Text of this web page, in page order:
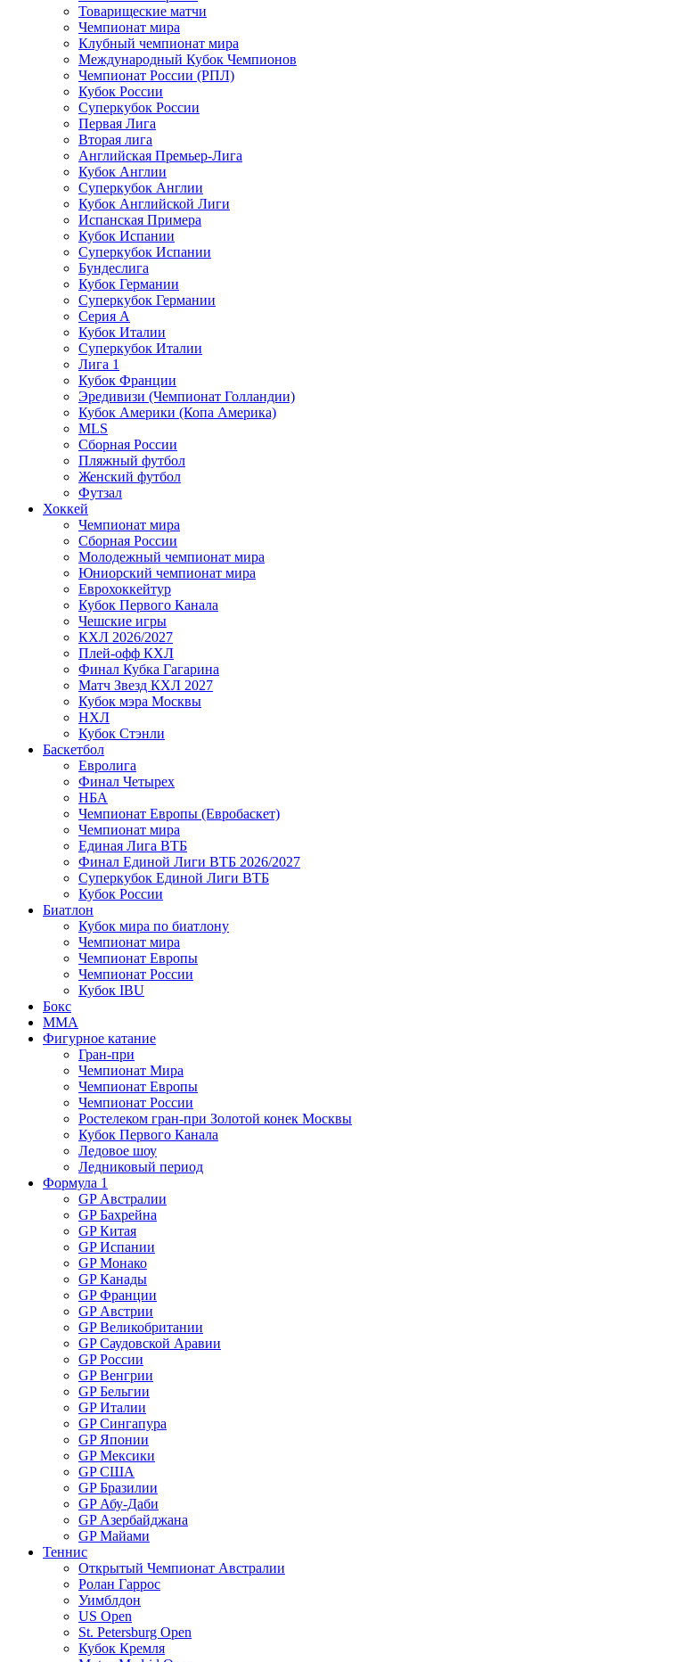
Товарищеские матчи
Чемпионат мира
Клубный чемпионат мира
Международный Кубок Чемпионов
Чемпионат России (РПЛ)
Кубок России
Суперкубок России
Первая Лига
Вторая лига
Английская Премьер-Лига
Кубок Англии
Суперкубок Англии
Кубок Английской Лиги
Испанская Примера
Кубок Испании
Суперкубок Испании
Бундеслига
Кубок Германии
Суперкубок Германии
Серия А
Кубок Италии
Суперкубок Италии
Лига 1
Кубок Франции
Эредивизи (Чемпионат Голландии)
Кубок Америки (Копа Америка)
MLS
Сборная России
Пляжный футбол
Женский футбол
Футзал
Хоккей
Чемпионат мира
Сборная России
Молодежный чемпионат мира
Юниорский чемпионат мира
Еврохоккейтур
Кубок Первого Канала
Чешские игры
КХЛ 2026/2027
Плей-офф КХЛ
Финал Кубка Гагарина
Матч Звезд КХЛ 2027
Кубок мэра Москвы
НХЛ
Кубок Стэнли
Баскетбол
Евролига
Финал Четырех
НБА
Чемпионат Европы (Евробаскет)
Чемпионат мира
Единая Лига ВТБ
Финал Единой Лиги ВТБ 2026/2027
Суперкубок Единой Лиги ВТБ
Кубок России
Биатлон
Кубок мира по биатлону
Чемпионат мира
Чемпионат Европы
Чемпионат России
Кубок IBU
Бокс
MMA
Фигурное катание
Гран-при
Чемпионат Мира
Чемпионат Европы
Чемпионат России
Ростелеком гран-при Золотой конек Москвы
Кубок Первого Канала
Ледовое шоу
Ледниковый период
Формула 1
GP Австралии
GP Бахрейна
GP Китая
GP Испании
GP Монако
GP Канады
GP Франции
GP Австрии
GP Великобритании
GP Саудовской Аравии
GP России
GP Венгрии
GP Бельгии
GP Италии
GP Сингапура
GP Японии
GP Мексики
GP США
GP Бразилии
GP Абу-Даби
GP Азербайджана
GP Майами
Теннис
Открытый Чемпионат Австралии
Ролан Гаррос
Уимблдон
US Open
St. Petersburg Open
Кубок Кремля